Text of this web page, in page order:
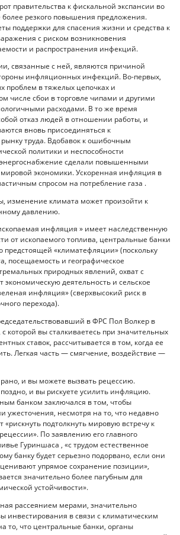
правительства к фискальной экспансии во
резкого повышения предложения.
поддержки для спасения жизни и средства к
с риском возникновения
и распространения инфекций.
связанные с ней, являются причиной
инфляционных инфекций. Во-первых,
проблем в тяжелых цепочках и
числе сбои в торговле чипами и другими
расходами. В то же время
отказ людей в отношении работы, и
вновь присоединяться к
труда. Вдобавок к ошибочным
политики и неспособности
сделали повышенными
экономики. Ускоренная инфляция в
спросом на потребление газа .
изменение климата может произойти к
давлению.
инфляция » имеет наследственную
от ископаемого топлива, центральные банки
предстоящей «климатефляции» (поскольку
посещаемость и географическое
природных явлений, охват с
деятельность и сельское
инфляция» (сверхвысокий риск в
перехода).
в ФРС Пол Волкер в
с которой вы сталкиваетесь при значительных
ставок, рассчитывается в том, когда ее
Легкая часть — смягчение, воздействие —
и вы можете вызвать рецессию.
и вы рискуете усилить инфляцию.
банком заключался в том, чтобы
ужесточения, несмотря на то, что недавно
подтолкнуть мировую встречу к
По заявлению его главного
Гуриншаса , «с трудом естественное
банку будет серьезно подорвано, если они
упрямое сохранение позиции»,
значительно более пагубным для
устойчивости».
рассеянием мерами, значительно
инвестирования в связи с климатическим
то, что центральные банки, органы